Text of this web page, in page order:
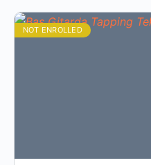
NOT ENROLLED